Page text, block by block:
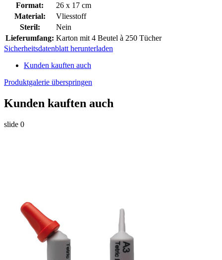
Format:
26 x 17 cm
Material:
Vliesstoff
Steril:
Nein
Lieferumfang: Karton mit 4 Beutel à 250 Tücher
Sicherheitsdatenblatt herunterladen
Kunden kauften auch
Produktgalerie überspringen
Kunden kauften auch
slide 0